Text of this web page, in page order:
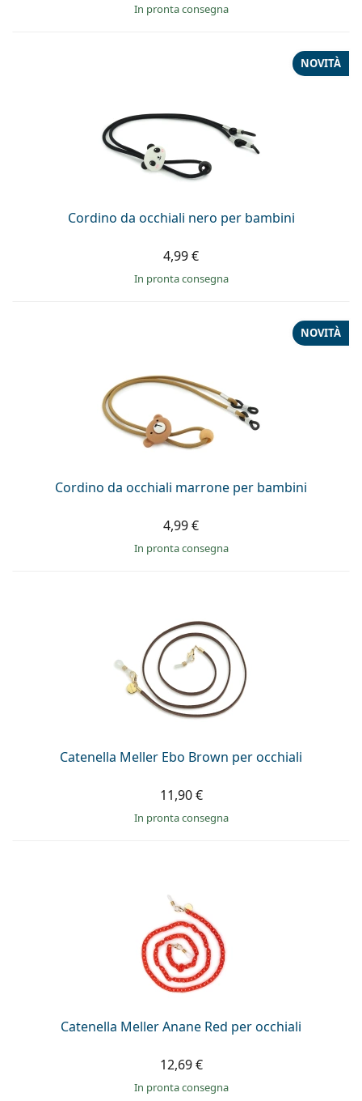
in pronta consegna
Cordino da occhiali nero per bambini
NOVITÀ
4,99 €
in pronta consegna
Cordino da occhiali marrone per bambini
NOVITÀ
4,99 €
in pronta consegna
Catenella Meller Ebo Brown per occhiali
11,90 €
in pronta consegna
Catenella Meller Anane Red per occhiali
12,69 €
in pronta consegna